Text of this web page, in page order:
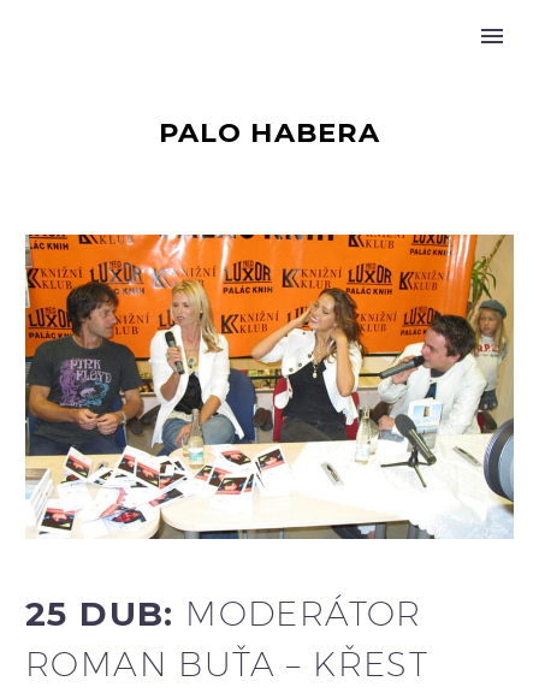
PALO HABERA
25 DUB: MODERÁTOR
ROMAN BUŤA – KŘEST